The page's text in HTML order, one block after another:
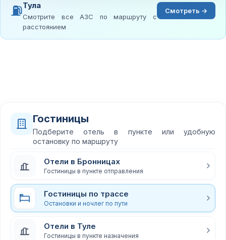
⛽Тула
Смотрите все АЗС по маршруту с
расстоянием
Смотреть →
Гостиницы
Подберите отель в пункте или удобную
остановку по маршруту
Отели в Бронницах
Гостиницы в пункте отправления
Гостиницы по трассе
Остановки и ночлег по пути
Отели в Туле
Гостиницы в пункте назначения